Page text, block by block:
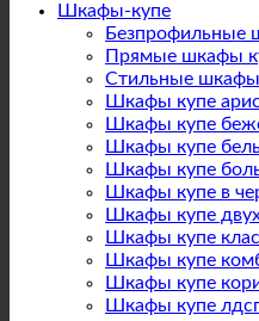
Шкафы-купе
Безпрофильные
Прямые шкафы
Стильные шкафы
Шкафы купе
Шкафы купе
Шкафы купе
Шкафы купе
Шкафы купе в
Шкафы купе
Шкафы купе
Шкафы купе
Шкафы купе
Шкафы купе